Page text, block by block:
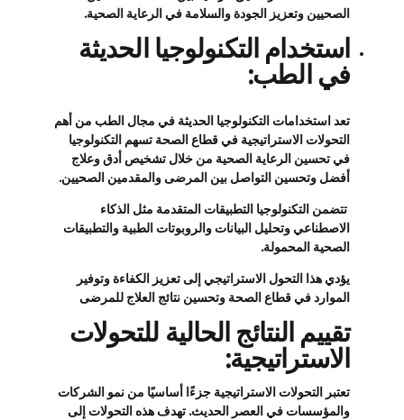
الصحيين وتعزيز الجودة والسلامة في الرعاية الصحية.
استخدام التكنولوجيا الحديثة
في الطب:
تعد استخدامات التكنولوجيا الحديثة في مجال الطب من أهم
التحولات الاستراتيجية في قطاع الصحة تسهم التكنولوجيا
في تحسين الرعاية الصحية من خلال تشخيص أدق وعلاج
أفضل وتحسين التواصل بين المرضى والمقدمين الصحيين.
تتضمن التكنولوجيا التطبيقات المتقدمة مثل الذكاء
الاصطناعي وتحليل البيانات والروبوتات الطبية والتطبيقات
الصحية المحمولة.
يؤدي هذا التحول الاستراتيجي إلى تعزيز الكفاءة وتوفير
الموارد في قطاع الصحة وتحسين نتائج العلاج للمرضى
تقييم النتائج الحالية للتحولات
الاستراتيجية:
تعتبر التحولات الاستراتيجية جزءًا أساسيًا من نمو الشركات
والمؤسسات في العصر الحديث. تهدف هذه التحولات إلى